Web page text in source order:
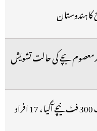
کا ہندوستان
رمعصوم بچے کی حالت تشویش
ایئر انڈیا کا طیارہ ہوا میں اچانک 300 فٹ نیچے آگیا ، 17 افراد